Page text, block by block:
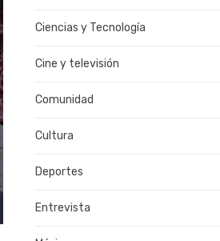
Ciencias y Tecnología
Cine y televisión
Comunidad
Cultura
Deportes
Entrevista